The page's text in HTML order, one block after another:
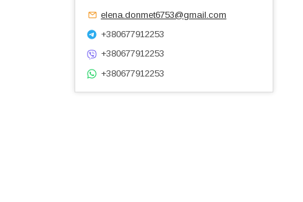
elena.donmet6753@gmail.com
+380677912253
+380677912253
+380677912253